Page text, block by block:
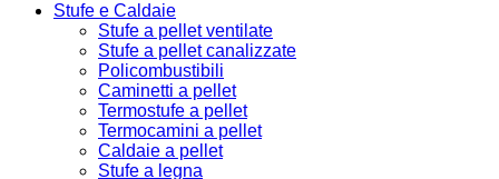
Stufe e Caldaie
Stufe a pellet ventilate
Stufe a pellet canalizzate
Policombustibili
Caminetti a pellet
Termostufe a pellet
Termocamini a pellet
Caldaie a pellet
Stufe a legna